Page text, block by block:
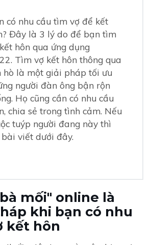
gian hơn khi tìm vợ kết hôn thông qua
những người có nhu cầu kết bạn bốn
nghiêm túc
đối tượng trước khi quyết định gặp mặt
tìm vợ kết hôn thông qua những
về đối tượng trước khi gặp mặt trực
tiềm năng" để gặp gỡ trực tiếp
có nhu cầu tìm vợ để kết
Đây là 3 lý do để bạn tìm
hôn qua ứng dụng
Tìm vợ kết hôn thông qua
hò là một giải pháp tối ưu
người đàn ông bận rộn
Họ cũng cần có nhu cầu
chia sẻ trong tình cảm. Nếu
tuýp người đang này thì
viết dưới đây.
mối" online là
khi bạn có nhu
kết hôn